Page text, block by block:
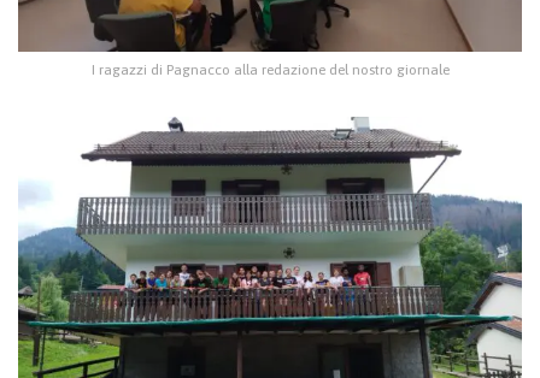
I ragazzi di Pagnacco alla redazione del nostro giornale